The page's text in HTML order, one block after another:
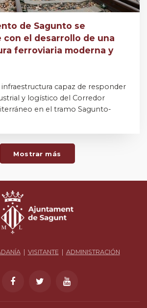
de Sagunto se
con el desarrollo de una
ferroviaria moderna y
capaz de responder
y logístico del Corredor
en el tramo Sagunto-
Mostrar más
| VISITANTE| ADMINISTRACIÓN